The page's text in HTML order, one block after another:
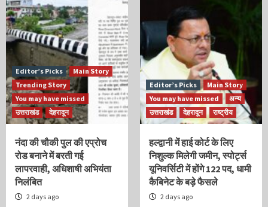
Editor’s Picks
Main Story
Trending Story
You may have missed
उत्तराखंड
देहरादून
नंदा की चौकी पुल की एप्रोच
रोड बनाने में बरती गई
लापरवाही, अधिशाषी अभियंता
निलंबित
2 days ago
Editor’s Picks
Main Story
You may have missed
अन्य
उत्तराखंड
देहरादून राष्ट्रीय
हल्द्वानी में हाई कोर्ट के लिए
निशुल्क मिलेगी जमीन, स्पोर्ट्स
यूनिवर्सिटी में होंगे 122 पद, धामी
कैबिनेट के बड़े फैसले
2 days ago